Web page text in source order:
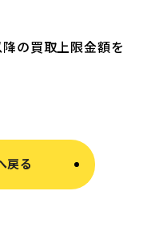
の買取上限金額を
戻る